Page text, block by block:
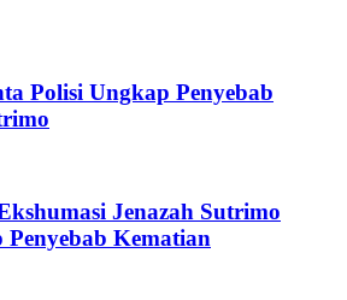
Polisi Ungkap Penyebab
Jenazah Sutrimo
Kematian